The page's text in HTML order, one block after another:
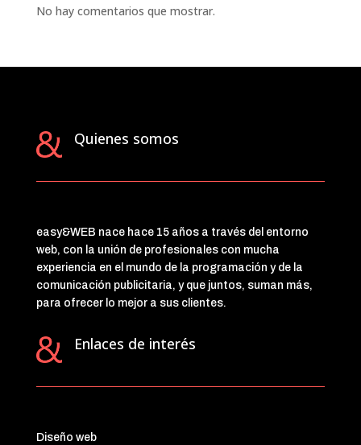
No hay comentarios que mostrar.
Quienes somos
easy&WEB nace hace 15 años a través del entorno
web, con la unión de profesionales con mucha
experiencia en el mundo de la programación y de la
comunicación publicitaria, y que juntos, suman más,
para ofrecer lo mejor a sus clientes.
Enlaces de interés
Diseño web